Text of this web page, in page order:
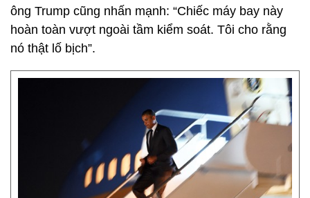
ông Trump cũng nhấn mạnh: “Chiếc máy bay này
hoàn toàn vượt ngoài tầm kiểm soát. Tôi cho rằng
nó thật lố bịch”.